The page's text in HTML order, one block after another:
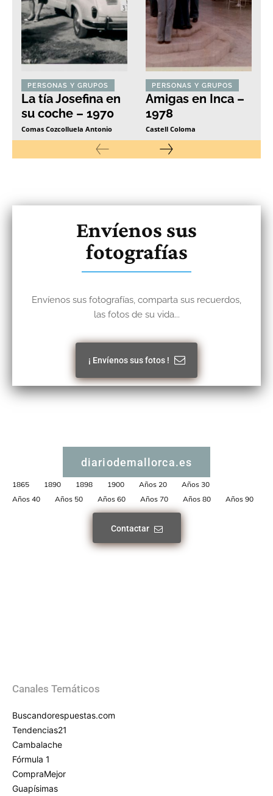
PERSONAS Y GRUPOS
La tía Josefina en
su coche – 1970
Comas Cozcolluela Antonio
PERSONAS Y GRUPOS
Amigas en Inca –
1978
Castell Coloma
Envíenos sus
fotografías
Envíenos sus fotografías, comparta sus recuerdos,
las fotos de su vida...
¡ Envíenos sus fotos !
diariodemallorca.es
1865 1890 1898 1900 Años 20
Años 30
Años 40
Años 50 Años 60 Años 70 Años 80 Años 90
Contactar
Canales Temáticos
Buscandorespuestas.com
Tendencias21
Cambalache
Fórmula 1
CompraMejor
Guapísimas